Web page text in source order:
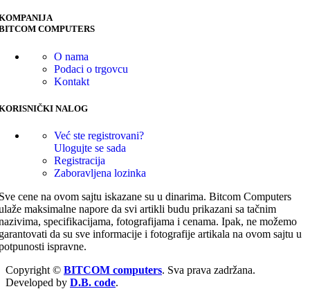
COMPUTERS
O nama
Podaci o trgovcu
Kontakt
NALOG
Već ste registrovani?
Ulogujte se sada
Registracija
Zaboravljena lozinka
cene na ovom sajtu iskazane su u dinarima. Bitcom Computers
maksimalne napore da svi artikli budu prikazani sa tačnim
specifikacijama, fotografijama i cenama. Ipak, ne možemo
da su sve informacije i fotografije artikala na ovom sajtu u
ispravne.
Copyright © BITCOM computers. Sva prava zadržana.
Developed by D.B. code.